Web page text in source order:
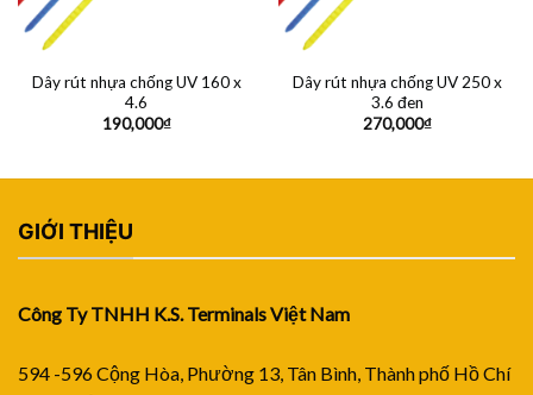
Dây rút nhựa chống UV 160 x
4.6
190,000₫
Dây rút nhựa chống UV 250 x
3.6 đen
270,000₫
GIỚI THIỆU
Công Ty TNHH K.S. Terminals Việt Nam
594 -596 Cộng Hòa, Phường 13, Tân Bình, Thành phố Hồ Chí